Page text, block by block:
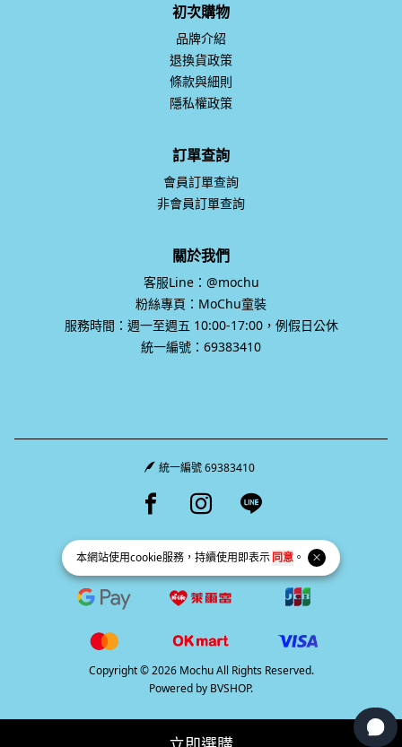
本網站使用cookie服務，持續使用即表示同意 。
初次購物
品牌介紹
退換貨政策
條款與細則
隱私權政策
訂單查詢
會員訂單查詢
非會員訂單查詢
關於我們
客服Line：@mochu
粉絲專頁：MoChu童裝
服務時間：週一至週五 10:00-17:00，例假日公休
統一編號：69383410
統一編號 69383410
Facebook page
Instagram page
Line page
Copyright © 2026 Mochu All Rights Reserved.
Powered by BVSHOP.